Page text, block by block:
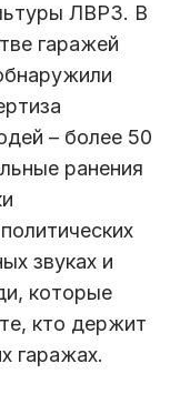
ЛВРЗ. В
гаражей
– более 50
ранения
звуках и
которые
кто держит
гаражах.